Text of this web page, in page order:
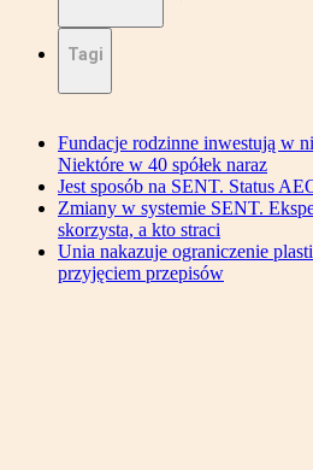
Tagi
Fundacje rodzinne inwestują w
Niektóre w 40 spółek naraz
Jest sposób na SENT. Status
Zmiany w systemie SENT.
skorzysta, a kto straci
Unia nakazuje ograniczenie
przyjęciem przepisów